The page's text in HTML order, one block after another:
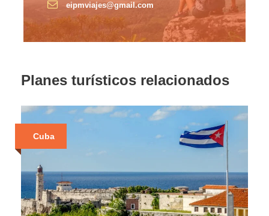
eipmviajes@gmail.com
Planes turísticos relacionados
Cuba